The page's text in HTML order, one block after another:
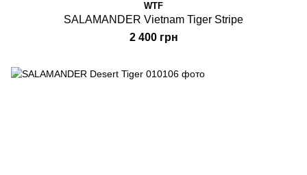
WTF
SALAMANDER Vietnam Tiger Stripe
2 400 грн